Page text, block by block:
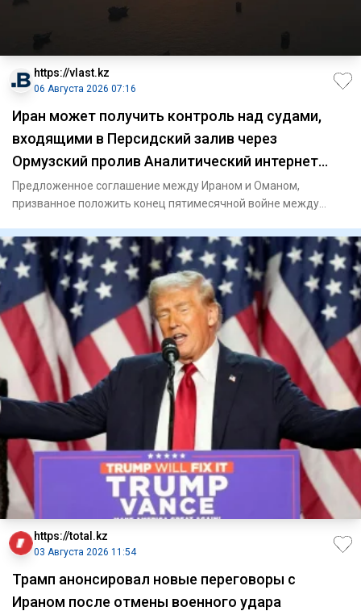
https://vlast.kz
06 Августа 2026 07:16
Иран может получить контроль над судами,
входящими в Персидский залив через
Ормузский пролив Аналитический интернет
журнал Власть
Предложенное соглашение между Ираном и Оманом,
призванное положить конец пятимесячной войне между
https://total.kz
03 Августа 2026 11:54
Трамп анонсировал новые переговоры с
Ираном после отмены военного удара